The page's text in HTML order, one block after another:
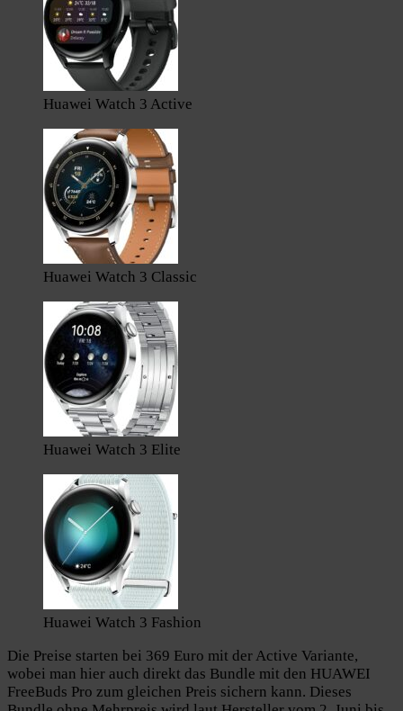
Huawei Watch 3 Active
Huawei Watch 3 Classic
Huawei Watch 3 Elite
Huawei Watch 3 Fashion
Die Preise starten bei 369 Euro mit der Active Variante,
wobei man hier auch direkt das Bundle mit den HUAWEI
FreeBuds Pro zum gleichen Preis sichern kann. Dieses